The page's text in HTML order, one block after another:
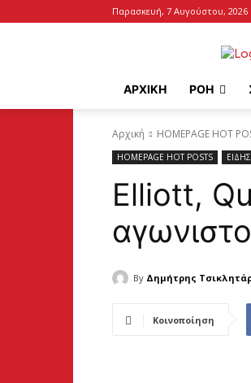
Παρασκευή, 7 Αυγούστου, 2026
ΑΡΧΙΚΉ ΡΟΗ
Αρχική HOMEPAGE HOT
HOMEPAGE HOT POSTS
Elliott,
By Δημήτρης
Κοινοποίηση